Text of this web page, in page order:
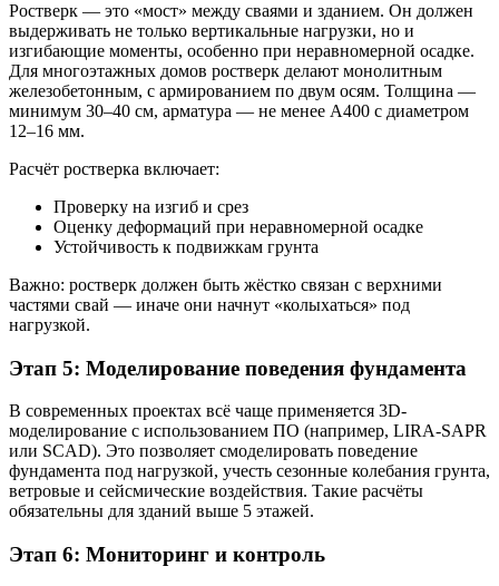
Ростверк — это «мост» между сваями и зданием. Он должен
выдерживать не только вертикальные нагрузки, но и
изгибающие моменты, особенно при неравномерной осадке.
Для многоэтажных домов ростверк делают монолитным
железобетонным, с армированием по двум осям. Толщина —
минимум 30–40 см, арматура — не менее А400 с диаметром
12–16 мм.
Расчёт ростверка включает:
Проверку на изгиб и срез
Оценку деформаций при неравномерной осадке
Устойчивость к подвижкам грунта
Важно: ростверк должен быть жёстко связан с верхними
частями свай — иначе они начнут «колыхаться» под
нагрузкой.
Этап 5: Моделирование поведения фундамента
В современных проектах всё чаще применяется 3D-
моделирование с использованием ПО (например, LIRA-SAPR
или SCAD). Это позволяет смоделировать поведение
фундамента под нагрузкой, учесть сезонные колебания грунта,
ветровые и сейсмические воздействия. Такие расчёты
обязательны для зданий выше 5 этажей.
Этап 6: Мониторинг и контроль